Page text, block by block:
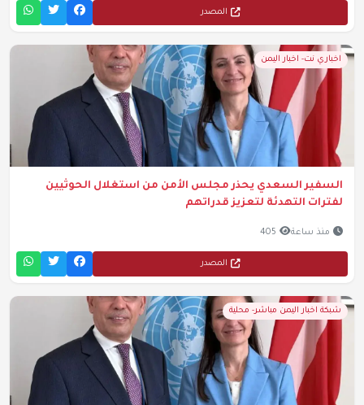
المصدر
اخباري نت- اخبار اليمن
السفير السعدي يحذر مجلس الأمن من استغلال الحوثيين
لفترات التهدئة لتعزيز قدراتهم
منذ ساعة 405
المصدر
شبكة اخبار اليمن مباشر- محلية